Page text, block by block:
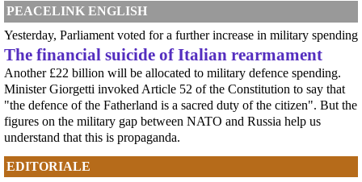
Sudan23 giugno 2026GINEVRA – Un rapporto dell'Ufficio dei Diritti Umani
delle Nazioni Unite pubblicato martedì mette a nudo la brutalità e l'entità
della violenza sessuale legata al confl
[News] Accordo di cooperazione militare fra l'Italia e gli Emirati Arabi
Uniti. Ecco i nomi dei senatori che non hanno citato il genocidio del Sudan,
in cui sono coinvolti gli Emirati Arabi Uniti
E' stato approvato - prima con il voto della Camera e poi con quello del
Senato - l'accordo di cooperazione militare fra l'Italia e gli Emirati Arabi
Uniti, il cui coinvolgimento nel genocidio del Sudan è oggetto di indagine da
parte dell'ONU (vedere appendice).Ciò che emer
[News] Caccia di sesta generazione GCAP, c'è una finestra di opportunità per
fermarlo
Ecco le scadenze e i punti deboli del programma militare GCAPA pochi
PEACELINK ENGLISH
Yesterday, Parliament voted for a further increase in military spending
The financial suicide of Italian rearmament
Another £22 billion will be allocated to military defence spending.
Minister Giorgetti invoked Article 52 of the Constitution to say that
"the defence of the Fatherland is a sacred duty of the citizen". But the
figures on the military gap between NATO and Russia help us
understand that this is propaganda.
EDITORIALE